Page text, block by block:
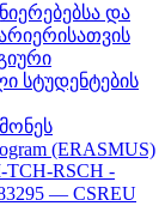
და
სტუდენტების
(ERASMUS)
TCH-RSCH -
— CSREU